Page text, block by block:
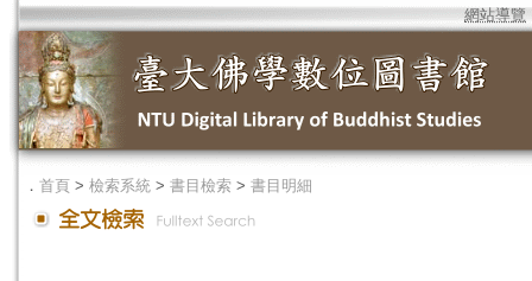
網站導覽
． 首頁 > 檢索系統 > 書目檢索 > 書目明細